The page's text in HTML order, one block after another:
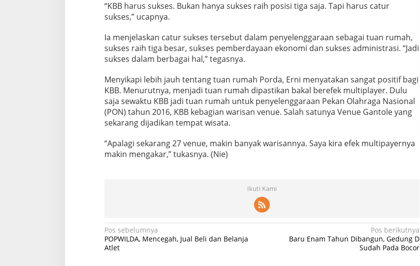
“KBB harus sukses. Bukan hanya sukses raih posisi tiga saja. Tapi harus catur
sukses,” ucapnya.
Ia menjelaskan catur sukses tersebut dalam penyelenggaraan sebagai tuan rumah,
sukses raih tiga besar, sukses pemberdayaan ekonomi dan sukses administrasi. “Jadi
sukses dalam berbagai hal,” tegasnya.
Menyikapi lebih jauh tentang tuan rumah Porda, Erni menyatakan sangat positif bagi
KBB. Menurutnya, menjadi tuan rumah dipastikan bakal berefek multiplayer. Dulu
saja sewaktu KBB jadi tuan rumah untuk penyelenggaraan Pekan Olahraga Nasional
(PON) tahun 2016, KBB kebagian warisan venue. Salah satunya Venue Gantole yang
sekarang dijadikan tempat wisata.
“Apalagi sekarang 27 venue, makin banyak warisannya. Saya kira efek multipayernya
makin mengakar,” tukasnya. (Nie)
Ikuti Kami
N
a
Pos sebelumnya
POPWILDA, Mencegah, Jual Beli dan Belanja
Atlet
Pos berikutnya
Baru Enam Tahun Dibangun, Gedung D
Sudah Pada Bocor